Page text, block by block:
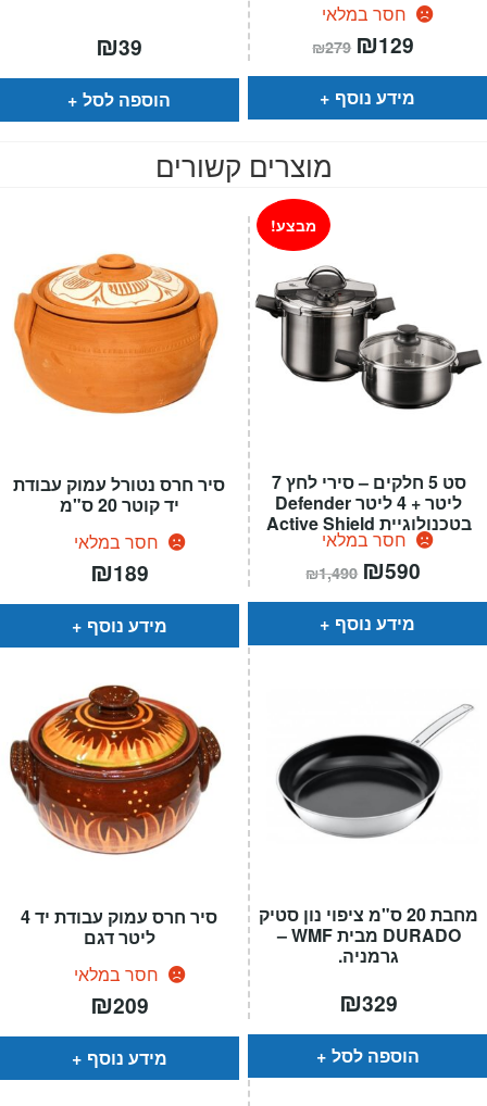
₪39
הוספה לסל
חסר במלאי
₪279 המחיר
המקורי
היה:
₪279.
₪129
הוא:
מידע נוסף
מוצרים קשורים
סיר חרס נטורל עמוק עבודת
יד קוטר 20 ס"מ
חסר במלאי
₪189
מידע נוסף
סט 5 חלקים – סירי לחץ 7
ליטר + 4 ליטר Defender
בטכנולוגיית Active Shield
חסר במלאי
מבצע!
₪1,490 המחיר
המקורי
היה:
₪590
הוא:
מידע נוסף
סיר חרס עמוק עבודת יד 4
ליטר דגם
חסר במלאי
₪209
מידע נוסף
מחבת 20 ס"מ ציפוי נון סטיק
DURADO מבית WMF –
גרמניה.
₪329
הוספה לסל